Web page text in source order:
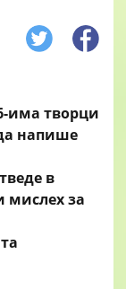
има творци
напише
в
мислехза